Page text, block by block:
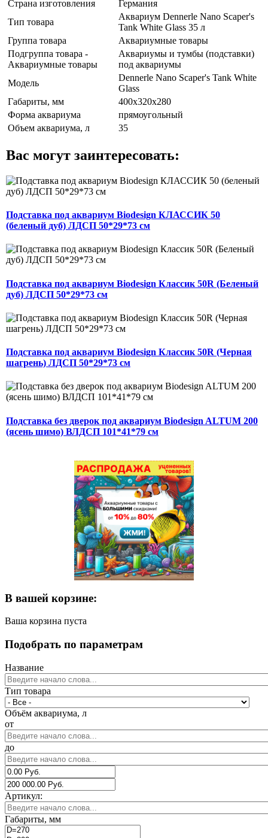
Страна изготовления
Германия
Тип товара
Аквариум Dennerle Nano Scaper's
Tank White Glass 35 л
Группа товара
Аквариумные товары
Подгруппа товара -
Аквариумные товары
Аквариумы и тумбы (подставки)
под аквариумы
Модель
Dennerle Nano Scaper's Tank White
Glass
Габариты, мм
400х320х280
Форма аквариума
прямоугольный
Объем аквариума, л
35
Вас могут заинтересовать:
Подставка под аквариум Biodesign КЛАССИК 50
(беленый дуб) ЛДСП 50*29*73 см
Подставка под аквариум Biodesign Классик 50R (Беленый
дуб) ЛДСП 50*29*73 см
Подставка под аквариум Biodesign Классик 50R (Черная
шагрень) ЛДСП 50*29*73 см
Подставка без дверок под аквариум Biodesign ALTUM 200
(ясень шимо) ВЛДСП 101*41*79 см
В вашей корзине:
Ваша корзина пуста
Подобрать по параметрам
Название
Тип товара
Объём аквариума, л
от
до
Артикул:
Габариты, мм